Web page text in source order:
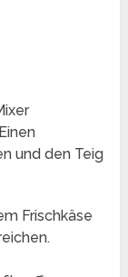
und den Teig
Frischkäse